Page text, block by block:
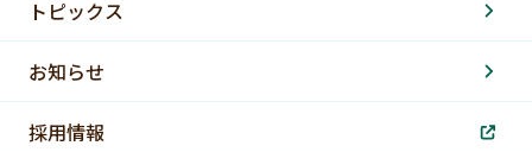
トピックス
お知らせ
採用情報